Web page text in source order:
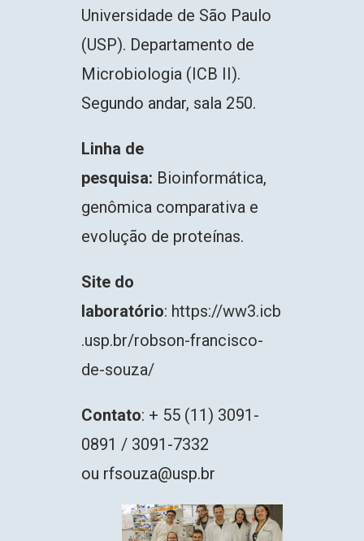
Universidade de São Paulo
(USP). Departamento de
Microbiologia (ICB II).
Segundo andar, sala 250.
Linha de
pesquisa: Bioinformática,
genômica comparativa e
evolução de proteínas.
Site do
laboratório: https://ww3.icb
.usp.br/robson-francisco-
de-souza/
Contato: + 55 (11) 3091-
0891 / 3091-7332
ou rfsouza@usp.br